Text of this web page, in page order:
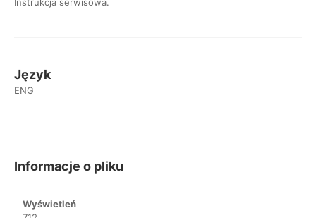
Instrukcja serwisowa.
Język
ENG
Informacje o pliku
Wyświetleń